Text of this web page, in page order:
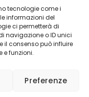
tecnologie come i
informazioni del
ci permetterà di
navigazione o ID unici
il consenso può influire
e funzioni.
Preferenze
03151820721 -